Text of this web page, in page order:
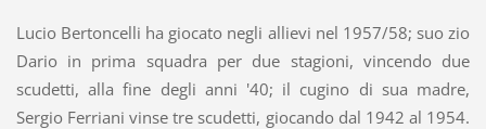
Lucio Bertoncelli ha giocato negli allievi nel 1957/58; suo zio
Dario in prima squadra per due stagioni, vincendo due
scudetti, alla fine degli anni '40; il cugino di sua madre,
Sergio Ferriani vinse tre scudetti, giocando dal 1942 al 1954.